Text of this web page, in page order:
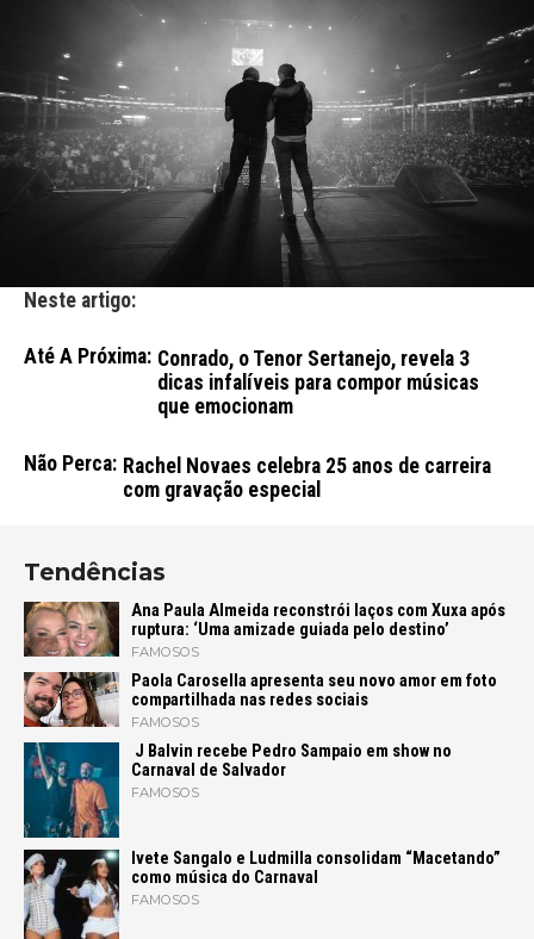
Neste artigo:
Até A Próxima: Conrado, o Tenor Sertanejo, revela 3
dicas infalíveis para compor músicas
que emocionam
Não Perca: Rachel Novaes celebra 25 anos de carreira
com gravação especial
Tendências
Ana Paula Almeida reconstrói laços com Xuxa após
ruptura: ‘Uma amizade guiada pelo destino’
FAMOSOS
Paola Carosella apresenta seu novo amor em foto
compartilhada nas redes sociais
FAMOSOS
J Balvin recebe Pedro Sampaio em show no
Carnaval de Salvador
FAMOSOS
Ivete Sangalo e Ludmilla consolidam “Macetando”
como música do Carnaval
FAMOSOS